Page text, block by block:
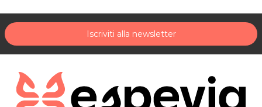
Iscriviti alla newsletter